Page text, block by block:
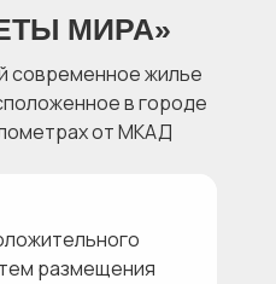
МИРА»
современное жилье
в городе
от МКАД
размещения